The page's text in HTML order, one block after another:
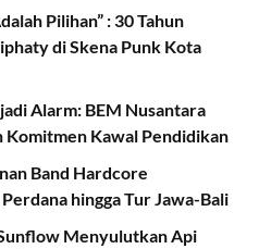
Pilihan” : 30 Tahun
di Skena Punk Kota
Alarm: BEM Nusantara
Komitmen Kawal Pendidikan
Band Hardcore
hingga Tur Jawa-Bali
Menyulutkan Api